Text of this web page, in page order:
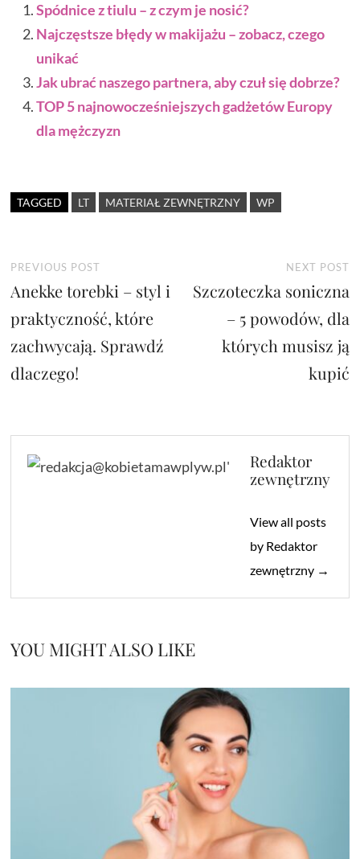
Spódnice z tiulu – z czym je nosić?
Najczęstsze błędy w makijażu – zobacz, czego
unikać
Jak ubrać naszego partnera, aby czuł się dobrze?
TOP 5 najnowocześniejszych gadżetów Europy
dla mężczyzn
TAGGED LT MATERIAŁ ZEWNĘTRZNY WP
Nawigacja
wpisu
PREVIOUS POST
post:
Anekke torebki – styl i
praktyczność, które
zachwycają. Sprawdź
dlaczego!
NEXT POST
Szczoteczka soniczna
– 5 powodów, dla
których musisz ją
kupić
Redaktor
zewnętrzny
View all posts
by Redaktor
zewnętrzny →
YOU MIGHT ALSO LIKE